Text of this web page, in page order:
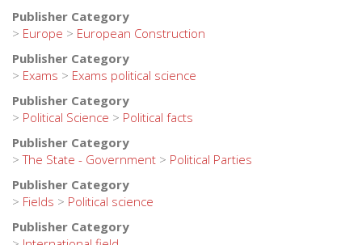
Publisher Category
> Europe > European Construction
Publisher Category
> Exams > Exams political science
Publisher Category
> Political Science > Political facts
Publisher Category
>The State - Government > Political Parties
Publisher Category
> Fields > Political science
Publisher Category